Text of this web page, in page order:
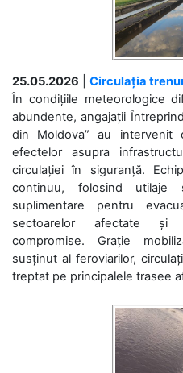
25.05.2026
Circulația
În condițiile meteorologice
abundente, angajații
din Moldova” au intervenit
efectelor asupra
circulației în siguranță.
continuu, folosind utilaje
suplimentare pentru
sectoarelor afectate și
compromise. Grație
susținut al feroviarilor,
treptat pe principalele trasee